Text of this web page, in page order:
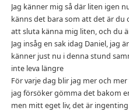
Jag känner mig så där liten igen
känns det bara som att det är du
att sluta känna mig liten, och du
Jag insåg en sak idag Daniel, jag
känner just nu i denna stund
inte leva längre
För varje dag blir jag mer och
jag försöker gömma det bakom
men mitt eget liv, det är